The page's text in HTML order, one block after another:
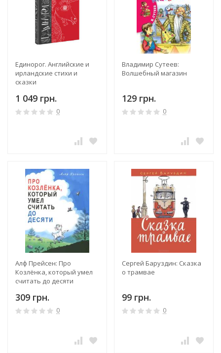
Единорог. Английские и
ирландские стихи и
сказки
1 049 грн.
0
Владимир Сутеев:
Волшебный магазин
129 грн.
0
Алф Прейсен: Про
Козлёнка, который умел
считать до десяти
309 грн.
0
Сергей Баруздин: Сказка
о трамвае
99 грн.
0